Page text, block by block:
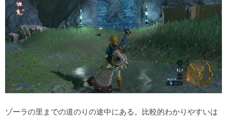
ゾーラの里までの道のりの途中にある。比較的わかりやすいは